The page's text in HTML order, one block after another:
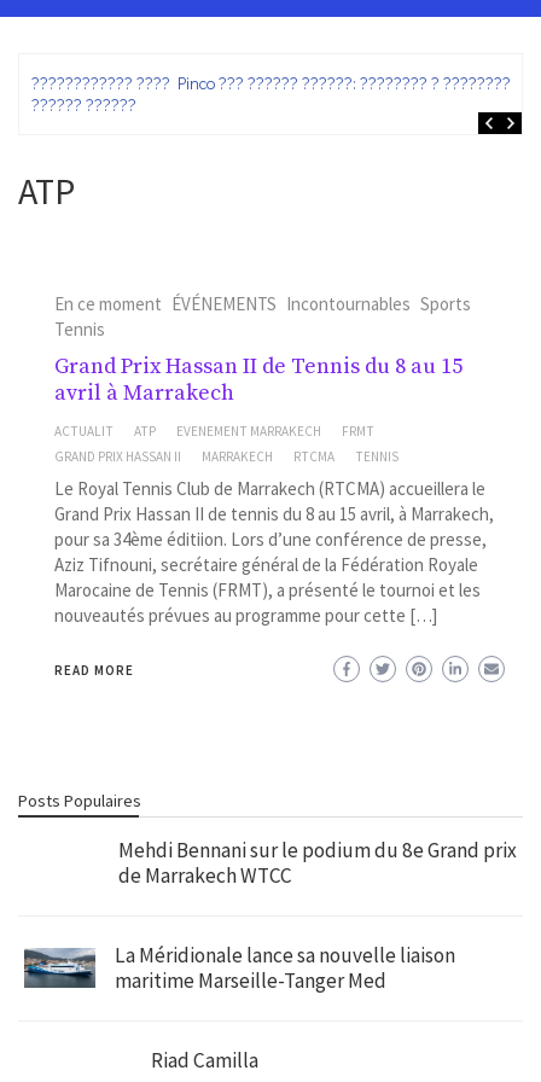
???????????? ???? Pinco ??? ?????? ??????: ???????? ? ???????? ?
?????? ??????
ATP
En ce moment ÉVÉNEMENTS Incontournables Sports
Tennis
Grand Prix Hassan II de Tennis du 8 au 15
avril à Marrakech
ACTUALIT ATP EVENEMENT MARRAKECH
FRMT
GRAND PRIX HASSAN II
MARRAKECH RTCMA TENNIS
Le Royal Tennis Club de Marrakech (RTCMA) accueillera le
Grand Prix Hassan II de tennis du 8 au 15 avril, à Marrakech,
pour sa 34ème éditiion. Lors d’une conférence de presse,
Aziz Tifnouni, secrétaire général de la Fédération Royale
Marocaine de Tennis (FRMT), a présenté le tournoi et les
nouveautés prévues au programme pour cette […]
READ MORE
Posts Populaires
Mehdi Bennani sur le podium du 8e Grand prix
de Marrakech WTCC
La Méridionale lance sa nouvelle liaison
maritime Marseille-Tanger Med
Riad Camilla